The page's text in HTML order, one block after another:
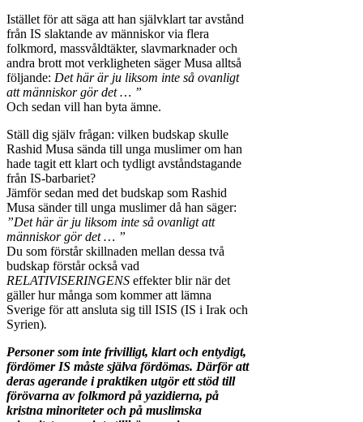
Istället för att säga att han självklart tar avstånd
från IS slaktande av människor via flera
folkmord, massvåldtäkter, slavmarknader och
andra brott mot verkligheten säger Musa alltså
följande: Det här är ju liksom inte så ovanligt
att människor gör det … ”
Och sedan vill han byta ämne.
Ställ dig själv frågan: vilken budskap skulle
Rashid Musa sända till unga muslimer om han
hade tagit ett klart och tydligt avståndstagande
från IS-barbariet?
Jämför sedan med det budskap som Rashid
Musa sänder till unga muslimer då han säger:
”Det här är ju liksom inte så ovanligt att
människor gör det … ”
Du som förstår skillnaden mellan dessa två
budskap förstår också vad
RELATIVISERINGENS effekter blir när det
gäller hur många som kommer att lämna
Sverige för att ansluta sig till ISIS (IS i Irak och
Syrien).
Personer som inte frivilligt, klart och entydigt,
fördömer IS måste själva fördömas. Därför att
deras agerande i praktiken utgör ett stöd till
förövarna av folkmord på yazidierna, på
kristna minoriteter och på muslimska